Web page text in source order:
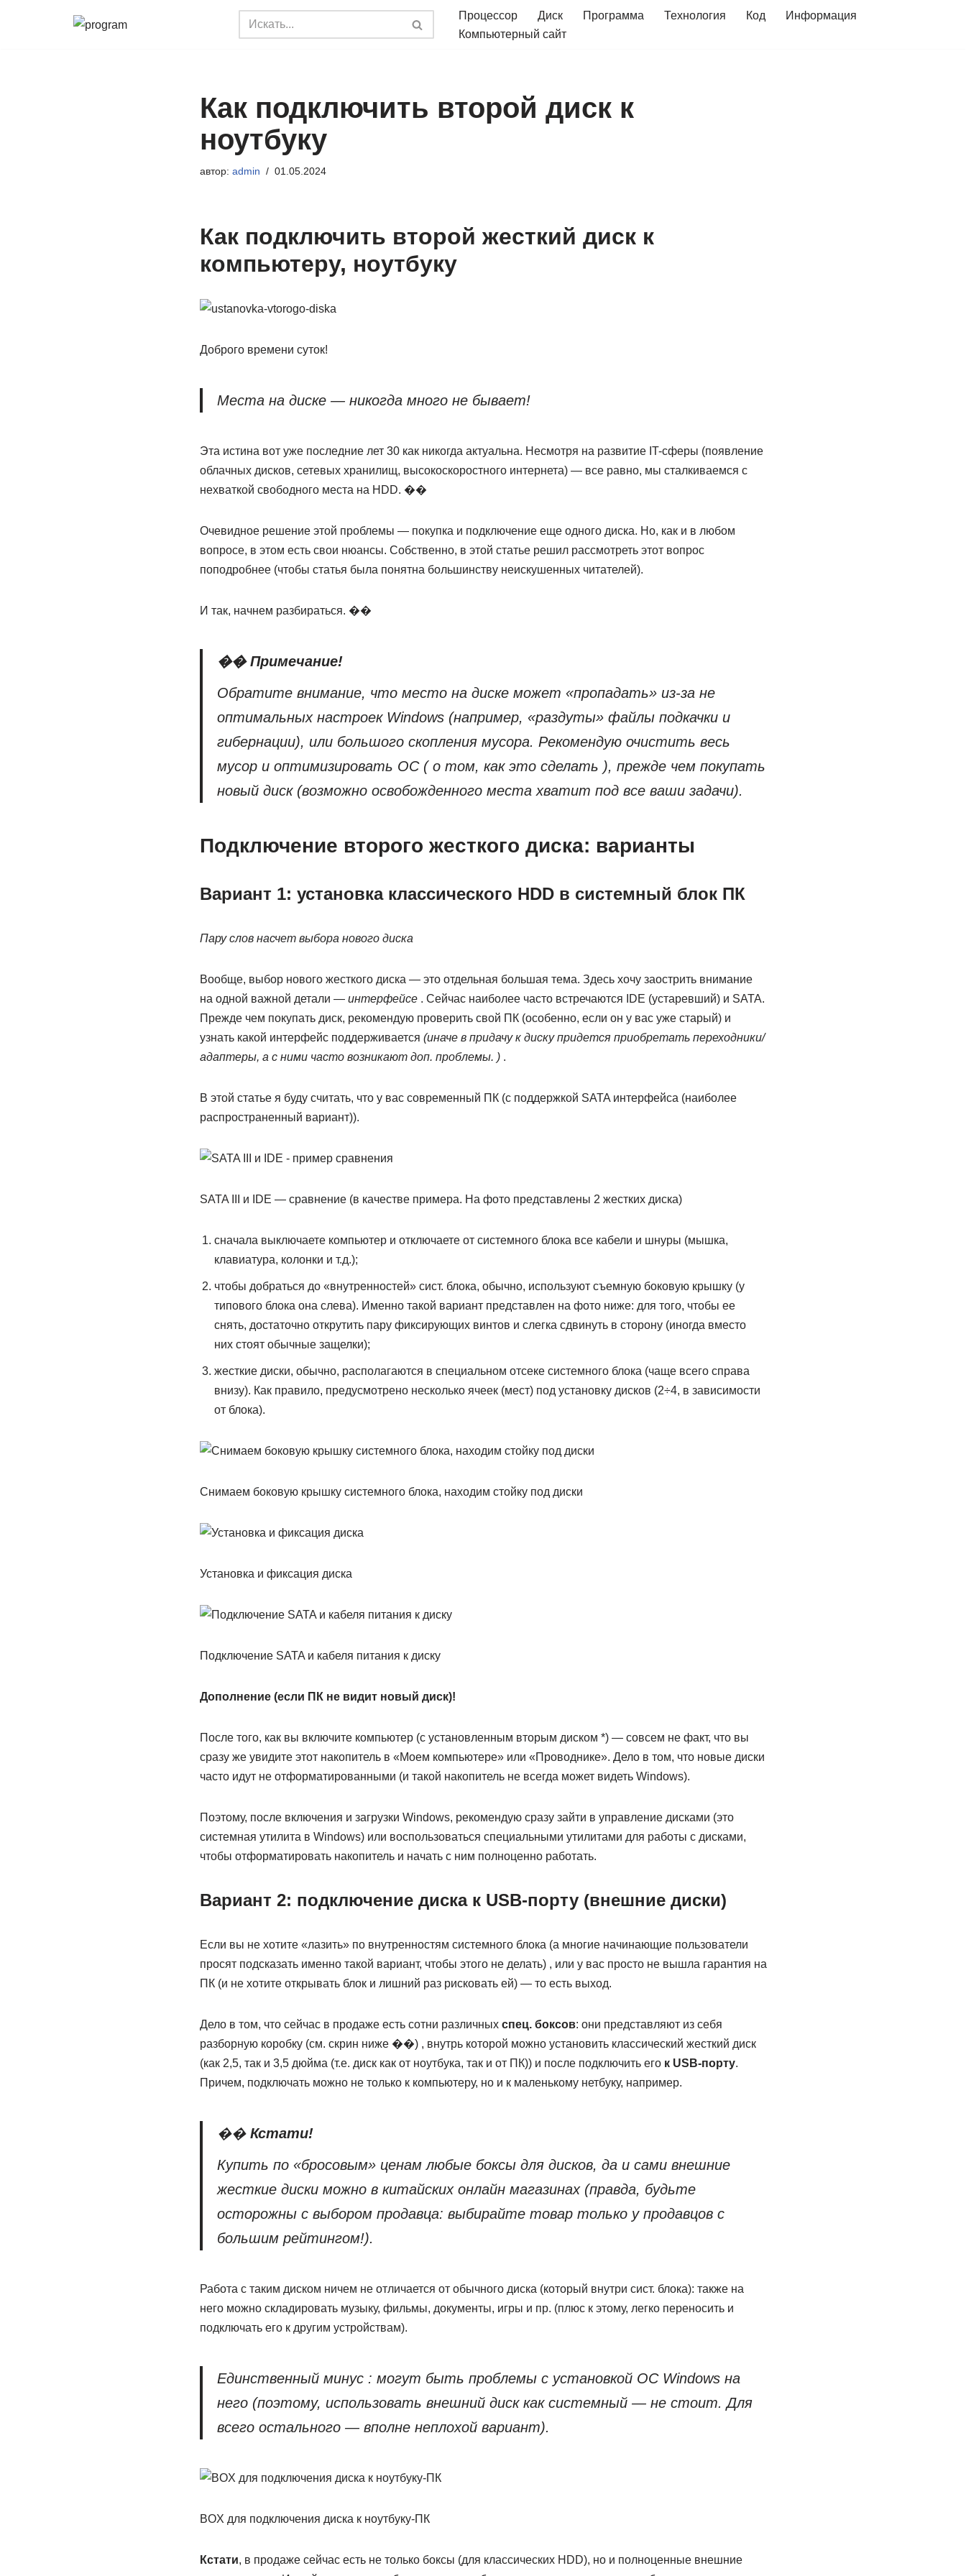
Процессор Диск Программа Технология Код
Информация
Компьютерный сайт
Как подключить второй диск к
ноутбуку
автор: admin 01.05.2024
Как подключить второй жесткий диск к
компьютеру, ноутбуку
Доброго времени суток!
Места на диске — никогда много не бывает!
Эта истина вот уже последние лет 30 как никогда актуальна. Несмотря на развитие IT-сферы (появление
облачных дисков, сетевых хранилищ, высокоскоростного интернета) — все равно, мы сталкиваемся с
нехваткой свободного места на HDD. ��
Очевидное решение этой проблемы — покупка и подключение еще одного диска. Но, как и в любом
вопросе, в этом есть свои нюансы. Собственно, в этой статье решил рассмотреть этот вопрос
поподробнее (чтобы статья была понятна большинству неискушенных читателей).
И так, начнем разбираться. ��
�� Примечание!
Обратите внимание, что место на диске может «пропадать» из-за не
оптимальных настроек Windows (например, «раздуты» файлы подкачки и
гибернации), или большого скопления мусора. Рекомендую очистить весь
мусор и оптимизировать ОС ( о том, как это сделать ), прежде чем покупать
новый диск (возможно освобожденного места хватит под все ваши задачи).
Подключение второго жесткого диска: варианты
Вариант 1: установка классического HDD в системный блок ПК
Пару слов насчет выбора нового диска
Вообще, выбор нового жесткого диска — это отдельная большая тема. Здесь хочу заострить внимание
на одной важной детали — интерфейсе. Сейчас наиболее часто встречаются IDE (устаревший) и SATA.
Прежде чем покупать диск, рекомендую проверить свой ПК (особенно, если он у вас уже старый) и
узнать какой интерфейс поддерживается (иначе в придачу к диску придется приобретать переходники/
адаптеры, а с ними часто возникают доп. проблемы. ).
В этой статье я буду считать, что у вас современный ПК (с поддержкой SATA интерфейса (наиболее
распространенный вариант)).
SATA III и IDE — сравнение (в качестве примера. На фото представлены 2 жестких диска)
сначала выключаете компьютер и отключаете от системного блока все кабели и шнуры (мышка,
клавиатура, колонки и т.д.);
чтобы добраться до «внутренностей» сист. блока, обычно, используют съемную боковую крышку (у
типового блока она слева). Именно такой вариант представлен на фото ниже: для того, чтобы ее
снять, достаточно открутить пару фиксирующих винтов и слегка сдвинуть в сторону (иногда вместо
них стоят обычные защелки);
жесткие диски, обычно, располагаются в специальном отсеке системного блока (чаще всего справа
внизу). Как правило, предусмотрено несколько ячеек (мест) под установку дисков (2÷4, в зависимости
от блока).
Снимаем боковую крышку системного блока, находим стойку под диски
Установка и фиксация диска
Подключение SATA и кабеля питания к диску
Дополнение (если ПК не видит новый диск)!
После того, как вы включите компьютер (с установленным вторым диском *) — совсем не факт, что вы
сразу же увидите этот накопитель в «Моем компьютере» или «Проводнике». Дело в том, что новые диски
часто идут не отформатированными (и такой накопитель не всегда может видеть Windows).
Поэтому, после включения и загрузки Windows, рекомендую сразу зайти в управление дисками (это
системная утилита в Windows) или воспользоваться специальными утилитами для работы с дисками,
чтобы отформатировать накопитель и начать с ним полноценно работать.
Вариант 2: подключение диска к USB-порту (внешние диски)
Если вы не хотите «лазить» по внутренностям системного блока (а многие начинающие пользователи
просят подсказать именно такой вариант, чтобы этого не делать) , или у вас просто не вышла гарантия на
ПК (и не хотите открывать блок и лишний раз рисковать ей) — то есть выход.
Дело в том, что сейчас в продаже есть сотни различных спец. боксов: они представляют из себя
разборную коробку (см. скрин ниже ��) , внутрь которой можно установить классический жесткий диск
(как 2,5, так и 3,5 дюйма (т.е. диск как от ноутбука, так и от ПК)) и после подключить его к USB-порту.
Причем, подключать можно не только к компьютеру, но и к маленькому нетбуку, например.
�� Кстати!
Купить по «бросовым» ценам любые боксы для дисков, да и сами внешние
жесткие диски можно в китайских онлайн магазинах (правда, будьте
осторожны с выбором продавца: выбирайте товар только у продавцов с
большим рейтингом!).
Работа с таким диском ничем не отличается от обычного диска (который внутри сист. блока): также на
него можно складировать музыку, фильмы, документы, игры и пр. (плюс к этому, легко переносить и
подключать его к другим устройствам).
Единственный минус : могут быть проблемы с установкой ОС Windows на
него (поэтому, использовать внешний диск как системный — не стоит. Для
всего остального — вполне неплохой вариант).
BOX для подключения диска к ноутбуку-ПК
Кстати, в продаже сейчас есть не только боксы (для классических HDD), но и полноценные внешние